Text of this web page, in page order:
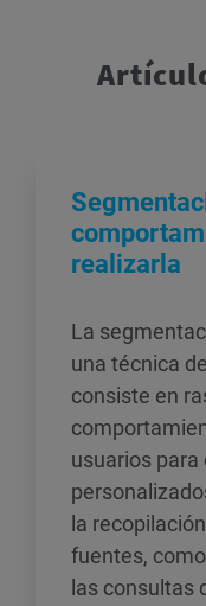
realizarla
La
una técnica
consiste en
usuarios
la
fuentes,
las consultas